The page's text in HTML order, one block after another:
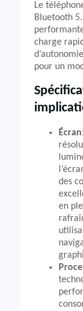
Le
Bluetooth
charge
pour un
des
en